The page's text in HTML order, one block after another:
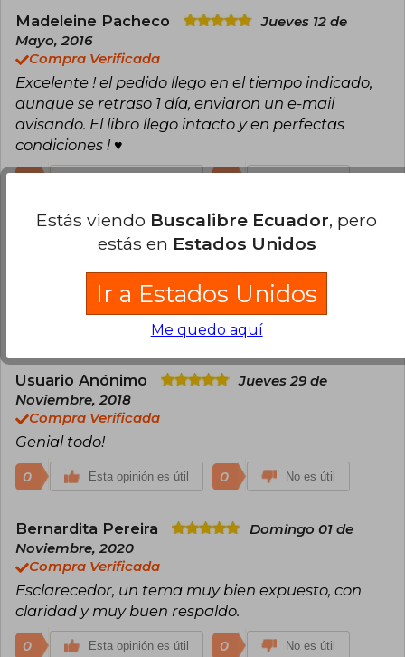
Británica.
Entre sus obras más famosas encontramos: No
(2004) o el La doctrina del shock (2007).
Madeleine Pacheco
Jueves 12 de
Mayo, 2016
Compra Verificada
Excelente ! el pedido llego en el tiempo indicado,
aunque se retraso 1 día, enviaron un e-mail
avisando. El libro llego intacto y en perfectas
condiciones ! ♥
Cristian David Hurtado Duque
Jueves
29 de Noviembre, 2018
Compra Verificada
Perfecto servicio!!!
Esta opinión es útil 0
Usuario Anónimo
Jueves 29 de
Noviembre, 2018
Compra Verificada
Genial todo!
0 Esta opinión es útil 0 No es útil
Bernardita Pereira
Domingo 01 de
Noviembre, 2020
Compra Verificada
Esclarecedor, un tema muy bien expuesto, con
claridad y muy buen respaldo.
0 Esta opinión es útil 0 No es útil
Estás viendo Buscalibre Ecuador, pero
estás en Estados Unidos
Ir a Estados Unidos
Me quedo aquí